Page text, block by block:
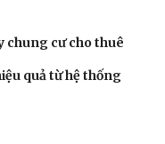
chung cư cho thuê
quả từ hệ thống